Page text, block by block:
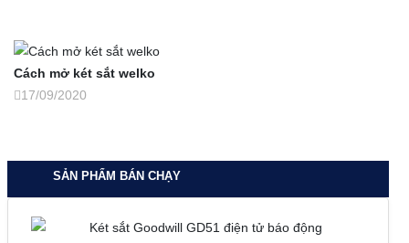
Cách mở két sắt welko
17/09/2020
SẢN PHẨM BÁN CHẠY